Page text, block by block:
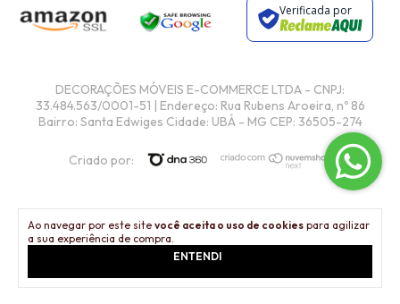
Ao navegar por este site você aceita o uso de cookies para agilizar
a sua experiência de compra.
ENTENDI
Verificada por
Criado por: